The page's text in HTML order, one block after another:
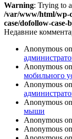
Warning: Trying to
/var/www/html/wp-
case/dofollow-case-
Недавние
Anonymous on
Anonymous on
мобильного
Anonymous on
Anonymous on
мыши
Anonymous on
Anonymous on